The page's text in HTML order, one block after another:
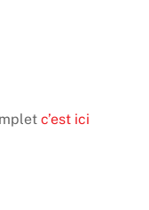
c’est ici